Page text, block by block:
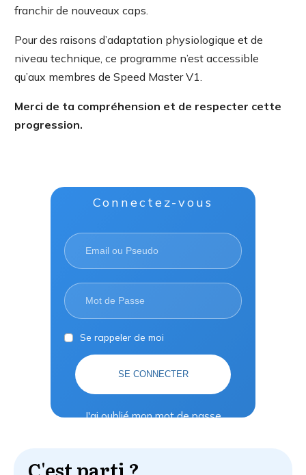
franchir de nouveaux caps.
Pour des raisons d’adaptation physiologique et de
niveau technique, ce programme n’est accessible
qu’aux membres de Speed Master V1.
Merci de ta compréhension et de respecter cette
progression.
Connectez-vous
Se rappeler de moi
SE CONNECTER
J'ai oublié mon mot de passe